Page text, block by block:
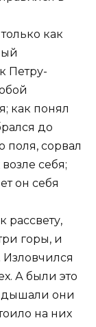
как
Петру-
как понял
до
поля, сорвал
себя;
он себя
рассвету,
горы, и
Изловчился
А были это
дышали они
на них